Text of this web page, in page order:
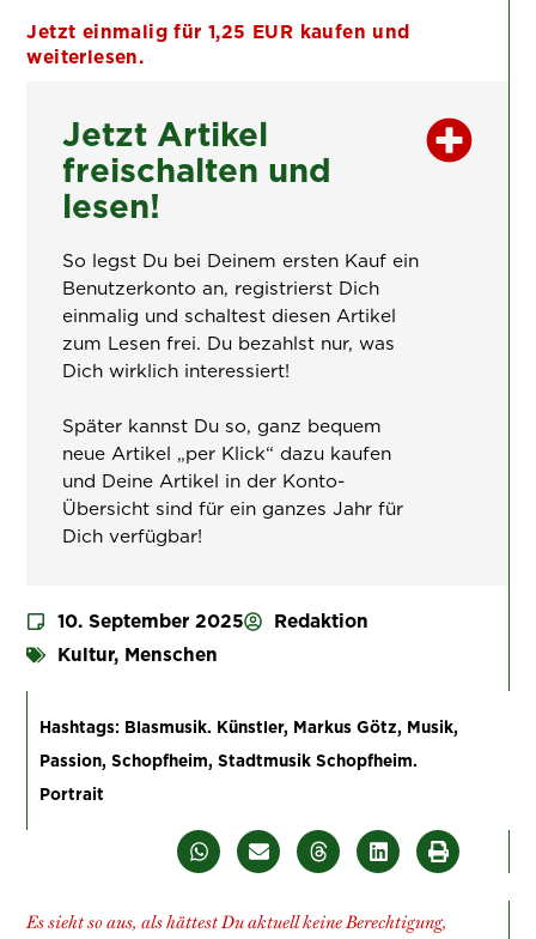
Jetzt einmalig für 1,25 EUR kaufen und
weiterlesen.
Jetzt Artikel
freischalten und
lesen!
So legst Du bei Deinem ersten Kauf ein
Benutzerkonto an, registrierst Dich
einmalig und schaltest diesen Artikel
zum Lesen frei. Du bezahlst nur, was
Dich wirklich interessiert!
Später kannst Du so, ganz bequem
neue Artikel „per Klick“ dazu kaufen
und Deine Artikel in der Konto-
Übersicht sind für ein ganzes Jahr für
Dich verfügbar!
10. September 2025
Redaktion
Kultur, Menschen
Hashtags: Blasmusik. Künstler, Markus Götz, Musik,
Passion,Schopfheim,Stadtmusik Schopfheim.
Portrait
Es sieht so aus, als hättest Du aktuell keine Berechtigung,